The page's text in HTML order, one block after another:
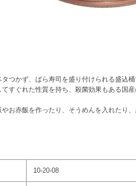
つかず、ばら寿司を盛り付けられる盛込
すぐれた性質を持ち、殺菌効果もある国
お赤飯を作ったり、そうめんを入れたり
10-20-08